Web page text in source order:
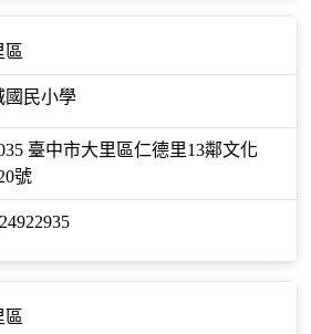
區
國民小學
臺中市大里區仁德里13鄰文化
號
區